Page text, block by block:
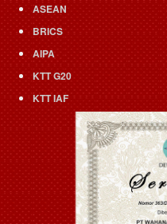
ASEAN
BRICS
AIPA
KTT G20
KTT IAF